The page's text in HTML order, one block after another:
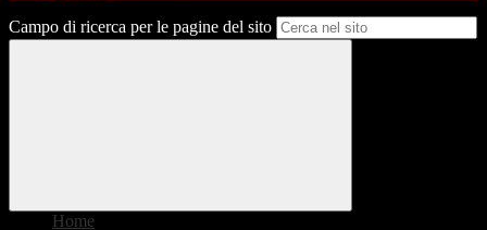
Campo di ricerca per le pagine del sito
Home